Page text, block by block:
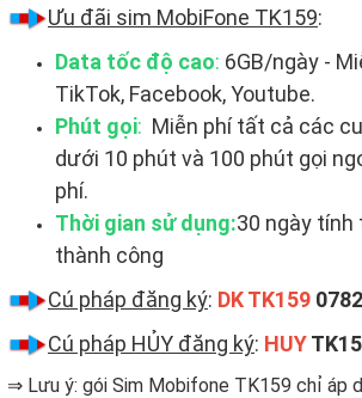
Ưu đãi sim MobiFone TK159:
Data tốc độ cao: 6GB/ngày -
TikTok, Facebook, Youtube.
Phút gọi: Miễn phí tất cả các
dưới 10 phút và 100 phút gọi
phí.
Thời gian sử dụng:30 ngày
thành công
Cú pháp đăng ký: DK TK159
Cú pháp HỦY đăng ký: HUY
⇒ Lưu ý: gói Sim Mobifone TK159 chỉ áp